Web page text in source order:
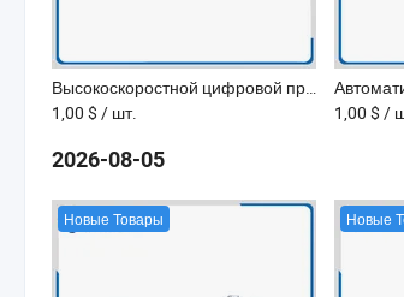
Высокоскоростной цифровой принтер этикеток и лазерный резак
1,00 $ / шт.
1,00 $ /
2026-08-05
Новые Товары Новые